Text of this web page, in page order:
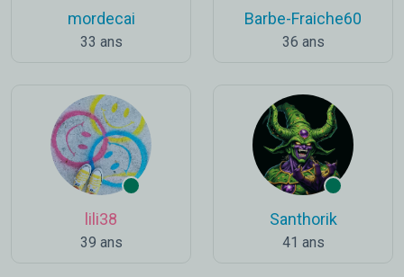
mordecai
33 ans
Barbe-Fraiche60
36 ans
lili38
39 ans
Santhorik
41 ans